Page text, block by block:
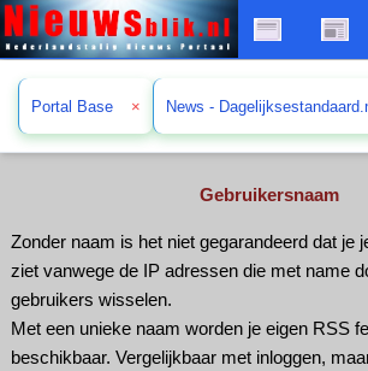
Portal Base × News -
Gebruikersnaam
Zonder naam is het niet gegarandeerd dat je
ziet vanwege de IP adressen die met name
gebruikers wisselen.
Met een unieke naam worden je eigen RSS
beschikbaar. Vergelijkbaar met inloggen,